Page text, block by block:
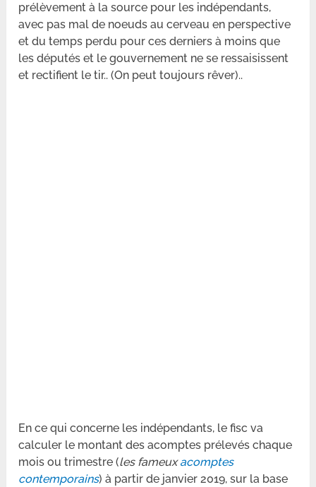
prélèvement à la source pour les indépendants,
avec pas mal de noeuds au cerveau en perspective
et du temps perdu pour ces derniers à moins que
les députés et le gouvernement ne se ressaisissent
et rectifient le tir.. (On peut toujours rêver)..
En ce qui concerne les indépendants, le fisc va
calculer le montant des acomptes prélevés chaque
mois ou trimestre (les fameuxacomptes
contemporains) à partir de janvier 2019, sur la base